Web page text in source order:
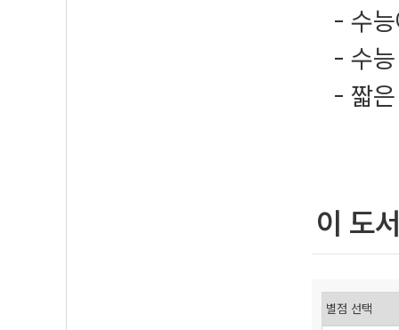
- 수
- 수
- 짧
이 도